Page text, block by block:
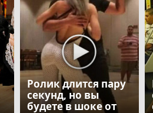
Ролик длится пару
секунд, но вы
будете в шоке от